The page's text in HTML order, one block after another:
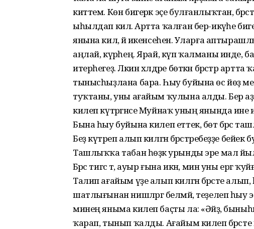
киттем. Көн бигерәк эҫе булғанлыҡтан,
ыһылдап килә. Артта ҡалған бер-икәүһе
янына килә, йә икенсеһенә. Уларға
аңлай, күрәһең. Ярай, күп ҡалманы инде,
итерһегеҙ. Ләкин хәлдәре бөткән бәрәстәр
тынысһыҙлана бара. Һыу буйына өс йөҙ
туҡтаны, уны ағайым ҡулына алды. Бер аҙ
килеп күтәргәнсе Муйнаҡ уның янында ине
Бына һыу буйына килеп еттек, бөтә бәрәс
Беҙ күтәреп алып килгән бәрәстәребеҙҙе
Ташлыҡҡа табан һөҙәк урынды эре мал
Бәрәс тигәс тә, ауыр ғына икән, мин уны
Талип ағайым үҙе алып килгән бәрәсте
шатлығынан нишләргә белмәй, теҙелеп һыу
минең яныма килеп баҫты ла: «Әйҙә,
ҡарап, тынып ҡалды. Ағайым килеп